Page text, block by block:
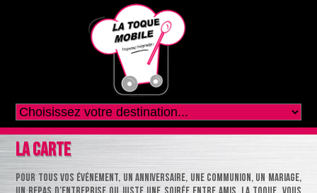
La carte
Pour tous vos événement, un anniversaire, une communion, un mariage,